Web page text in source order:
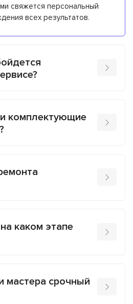
свяжется персональный
всех результатов.
комплектующие
каком этапе
срочный